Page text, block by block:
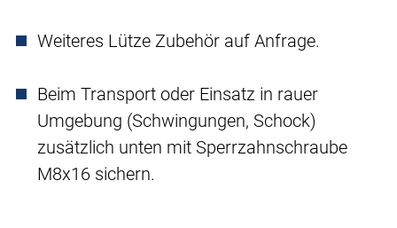
Weiteres Lütze Zubehör auf Anfrage.
Beim Transport oder Einsatz in rauer
Umgebung (Schwingungen, Schock)
zusätzlich unten mit Sperrzahnschraube
M8x16 sichern.